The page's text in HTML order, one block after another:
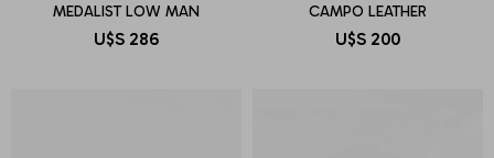
MEDALIST LOW MAN
U$S 286
CAMPO LEATHER
U$S 200